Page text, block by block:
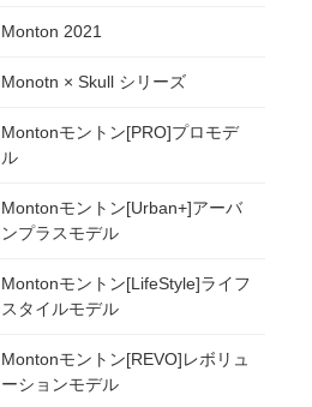
Monton 2021
Monotn × Skull シリーズ
Montonモントン[PRO]プロモデ
ル
Montonモントン[Urban+]アーバ
ンプラスモデル
Montonモントン[LifeStyle]ライフ
スタイルモデル
Montonモントン[REVO]レボリュ
ーションモデル